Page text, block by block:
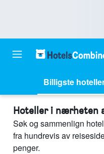
Billigste
Hoteller i nærheten
Søk og sammenlign
fra hundrevis av
penger.